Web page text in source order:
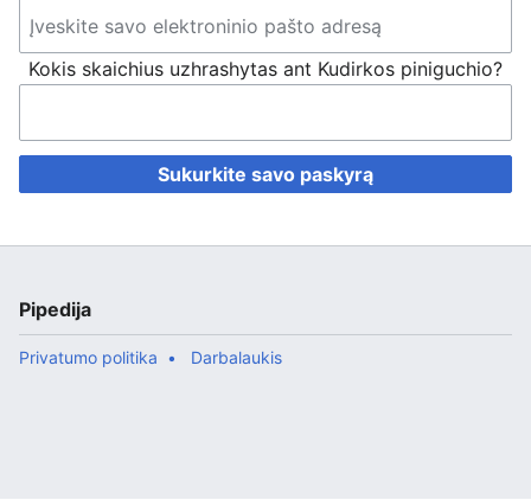
Kokis skaichius uzhrashytas ant Kudirkos piniguchio?
Sukurkite savo paskyrą
Pipedija
Privatumo politika Darbalaukis